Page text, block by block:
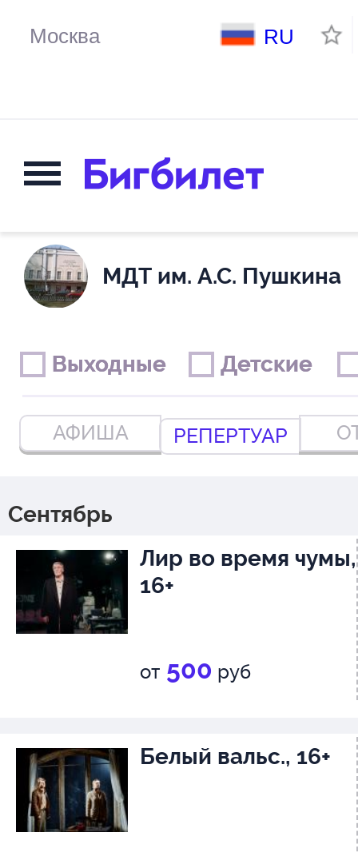
RU
МДТ им. А.С. Пушкина
АФИША РЕПЕРТУАР
Выходные
Выходные Детские
Детские
Сентябрь
Лир во время чумы,
16+
от 500 руб
Белый вальс., 16+